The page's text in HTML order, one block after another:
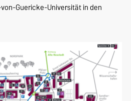
Guericke-Universität in den